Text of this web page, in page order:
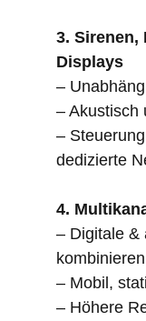
3. Sirenen,
Displays
–
– Akustisch
–
dedizierte
4.
– Digitale &
kombinieren
– Mobil,
– Höhere